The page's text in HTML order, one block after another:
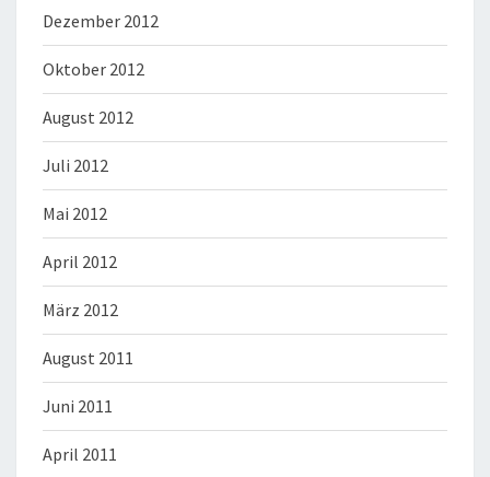
Dezember 2012
Oktober 2012
August 2012
Juli 2012
Mai 2012
April 2012
März 2012
August 2011
Juni 2011
April 2011